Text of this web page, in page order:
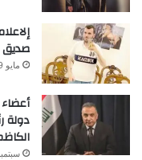
يعتزم تعليق إقرار اتفاق
الأوروبي الاتحاد
يعتزم
صديق
مايو 19, 2020
دولة
سبتمبر 22,